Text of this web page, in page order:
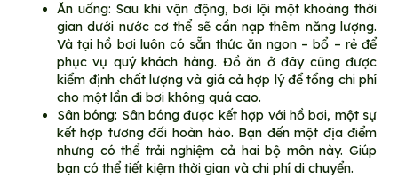
Ăn uống: Sau khi vận động, bơi lội một khoảng thời
gian dưới nước cơ thể sẽ cần nạp thêm năng lượng.
Và tại hồ bơi luôn có sẵn thức ăn ngon – bổ – rẻ để
phục vụ quý khách hàng. Đồ ăn ở đây cũng được
kiểm định chất lượng và giá cả hợp lý để tổng chi phí
cho một lần đi bơi không quá cao.
Sân bóng: Sân bóng được kết hợp với hồ bơi, một sự
kết hợp tương đối hoàn hảo. Bạn đến một địa điểm
nhưng có thể trải nghiệm cả hai bộ môn này. Giúp
bạn có thể tiết kiệm thời gian và chi phí di chuyển.